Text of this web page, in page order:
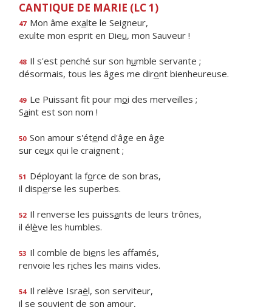
CANTIQUE DE MARIE (LC 1)
47 Mon âme exalte le Seigneur,
exulte mon esprit en Dieu, mon Sauveur !
48 Il s'est penché sur son humble servante ;
désormais, tous les âges me diront bienheureuse.
49 Le Puissant fit pour moi des merveilles ;
Saint est son nom !
50 Son amour s'étend d'âge en âge
sur ceux qui le craignent ;
51 Déployant la force de son bras,
il disperse les superbes.
52 Il renverse les puissants de leurs trônes,
il élève les humbles.
53 Il comble de biens les affamés,
renvoie les riches les mains vides.
54 Il relève Israël, son serviteur,
il se souvient de son amour,